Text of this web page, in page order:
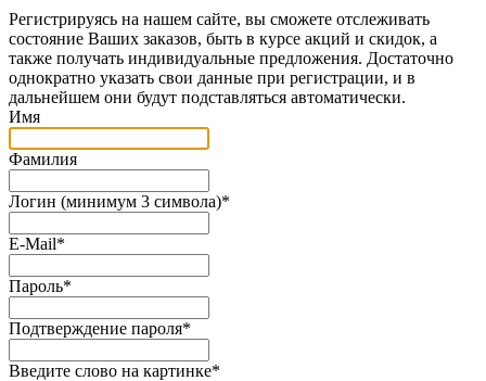
Регистрируясь на нашем сайте, вы сможете отслеживать
состояние Ваших заказов, быть в курсе акций и скидок, а
также получать индивидуальные предложения. Достаточно
однократно указать свои данные при регистрации, и в
дальнейшем они будут подставляться автоматически.
Имя
Фамилия
Логин (минимум 3 символа)*
E-Mail*
Пароль*
Подтверждение пароля*
Введите слово на картинке*